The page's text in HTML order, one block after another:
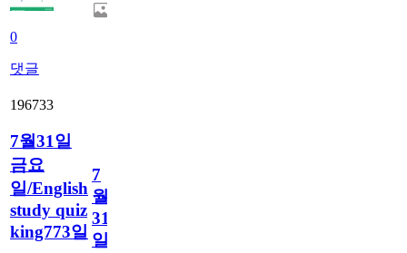
0
댓글
196733
7월31일
금요
일/English
study quiz
king773일
7
월
31
일